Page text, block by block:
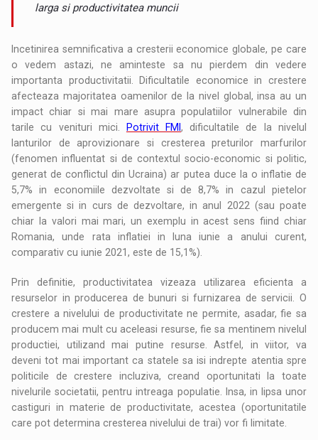
larga si productivitatea muncii
Incetinirea semnificativa a cresterii economice globale, pe care
o vedem astazi, ne aminteste sa nu pierdem din vedere
importanta productivitatii. Dificultatile economice in crestere
afecteaza majoritatea oamenilor de la nivel global, insa au un
impact chiar si mai mare asupra populatiilor vulnerabile din
tarile cu venituri mici.
Potrivit FMI, dificultatile de la nivelul
lanturilor de aprovizionare si cresterea preturilor marfurilor
(fenomen influentat si de contextul socio-economic si politic,
generat de conflictul din Ucraina) ar putea duce la o inflatie de
5,7% in economiile dezvoltate si de 8,7% in cazul pietelor
emergente si in curs de dezvoltare, in anul 2022 (sau poate
chiar la valori mai mari, un exemplu in acest sens fiind chiar
Romania, unde rata inflatiei in luna iunie a anului curent,
comparativ cu iunie 2021, este de 15,1%).
Prin definitie, productivitatea vizeaza utilizarea eficienta a
resurselor in producerea de bunuri si furnizarea de servicii. O
crestere a nivelului de productivitate ne permite, asadar, fie sa
producem mai mult cu aceleasi resurse, fie sa mentinem nivelul
productiei, utilizand mai putine resurse. Astfel, in viitor, va
deveni tot mai important ca statele sa isi indrepte atentia spre
politicile de crestere incluziva, creand oportunitati la toate
nivelurile societatii, pentru intreaga populatie. Insa, in lipsa unor
castiguri in materie de productivitate, acestea (oportunitatile
care pot determina cresterea nivelului de trai) vor fi limitate.